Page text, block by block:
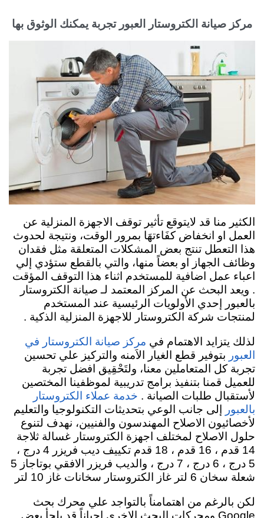
مركز صيانة الكتروستار العبور تجربة يمكنك الوثوق بها
الكثير منا قد لايتوقع تأثير توقف الاجهزة المنزلية عن
العمل او انخفاض كفَاءتهَا بمرور الوقت، ونتيجة لحدوث
هذا التعطل تنتج بعض المشكلات المتعلقة مثل فقدان
وظائف الجهاز او بعضاً منها، والتي بالقطع ستؤدي إلي
اعباء عمل اضافية للمستخدم اثناء هذا التوقف المؤقت
. ويعد البحث عن المركز المعتمد لـ صيانة الكتروستار
بالعبور إحدي الأولويات الرئيسية عند المستخدم
لمنتجات شركة الكتروستار للاجهزة المنزلية الذكية .
لذلك يتزايد الاهتمام في مركز صيانة الكتروستار في
العبور
بتوفير قطع الغيار الاَمنه والتركيز علي تحسين
تجربة كل المتعاملين معنا، ولتَحْقِيق افضل تجربة
للعميل قمنا بتنفيذ برامج تدريبية لموظفينا المختصين
لأستقبال طلبات الصيانة . خدمة عملاء الكتروستار
بالعبور
إلى جانب الوعي بتحديثات التكنولوجيا والتعليم
لأخصائيون الاصلاح المهندسون والفنيين، نهدف لتنوع
حلول الاصلاح لمختلف اجهزة الكتروستار غسالة ثلاجة
14 قدم ، 16 قدم ، 18 قدم تكييف ديب فريزر 4 درج ،
5 درج ، 6 درج ، 7 درج ، والديب فريزر الافقي بوتاجاز 5
شعلة سخان 6 لتر غاز الكتروستار سخانات غاز 10 لتر
لكن بالرغم من اهتمامناً بالتواجد علي محرك بحث